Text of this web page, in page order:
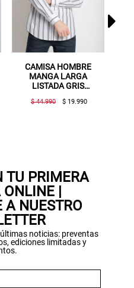
CAMISA HOMBRE
ALGODÓN
ESTAMPADA BEIGE
$ 49.990
TU PRIMERA
ONLINE |
A NUESTRO
noticias: preventas
ediciones limitadas y